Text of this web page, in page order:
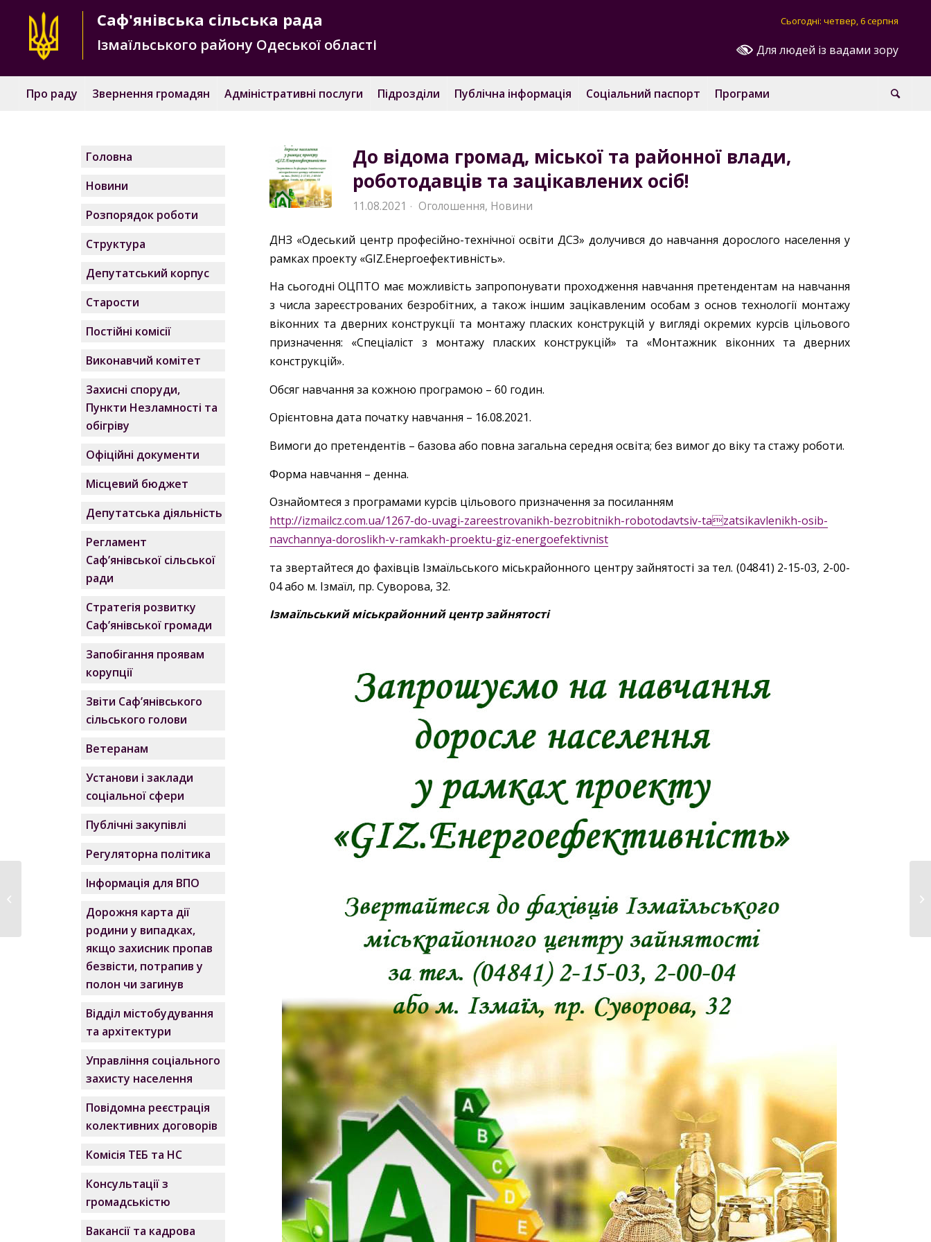
Для людей із вадами зору
Сьогодні: четвер, 6 серпня
Саф'янівська сільська рада
Ізмаїльського району Одеської області
Про раду Звернення громадян Адміністративні послуги Підрозділи Публічна інформація Соціальний паспорт Програми
До відома громад, міської та районної влади,
роботодавців та зацікавлених осіб!
11.08.2021 · Оголошення, Новини
ДНЗ «Одеський центр професійно-технічної освіти ДСЗ» долучився до навчання дорослого населення у
рамках проекту «GIZ.Енергоефективність».
На сьогодні ОЦПТО має можливість запропонувати проходження навчання претендентам на навчання
з числа зареєстрованих безробітних, а також іншим зацікавленим особам з основ технології монтажу
віконних та дверних конструкції та монтажу пласких конструкцій у вигляді окремих курсів цільового
призначення: «Спеціаліст з монтажу пласких конструкцій» та «Монтажник віконних та дверних
конструкцій».
Обсяг навчання за кожною програмою – 60 годин.
Орієнтовна дата початку навчання – 16.08.2021.
Вимоги до претендентів – базова або повна загальна середня освіта; без вимог до віку та стажу роботи.
Форма навчання – денна.
Ознайомтеся з програмами курсів цільового призначення за посиланням
http://izmailcz.com.ua/1267-do-uvagi-zareestrovanikh-bezrobitnikh-robotodavtsiv-tazatsikavlenikh-osib-
navchannya-doroslikh-v-ramkakh-proektu-giz-energoefektivnist
та звертайтеся до фахівців Ізмаїльського міськрайонного центру зайнятості за тел. (04841) 2-15-03, 2-00-
04 або м. Ізмаїл, пр. Суворова, 32.
Ізмаїльський міськрайонний центр зайнятості
Головна
Новини
Розпорядок роботи
Структура
Депутатський корпус
Старости
Постійні комісії
Виконавчий комітет
Захисні споруди,
Пункти Незламності та
обігріву
Офіційні документи
Місцевий бюджет
Депутатська діяльність
Регламент
Саф’янівської сільської
ради
Стратегія розвитку
Саф’янівської громади
Запобігання проявам
корупції
Звіти Саф’янівського
сільського голови
Ветеранам
Установи і заклади
соціальної сфери
Публічні закупівлі
Регуляторна політика
Інформація для ВПО
Дорожня карта дії
родини у випадках,
якщо захисник пропав
безвісти, потрапив у
полон чи загинув
Відділ містобудування
та архітектури
Управління соціального
захисту населення
Повідомна реєстрація
колективних договорів
Комісія ТЕБ та НС
Консультації з
громадськістю
Вакансії та кадрова